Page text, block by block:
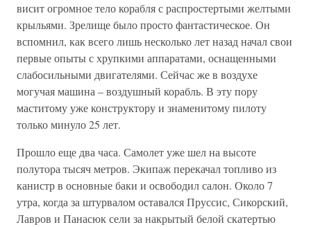
висит огромное тело корабля с распростертыми желтыми
крыльями. Зрелище было просто фантастическое. Он
вспомнил, как всего лишь несколько лет назад начал свои
первые опыты с хрупкими аппаратами, оснащенными
слабосильными двигателями. Сейчас же в воздухе
могучая машина – воздушный корабль. В эту пору
маститому уже конструктору и знаменитому пилоту
только минуло 25 лет.
Прошло еще два часа. Самолет уже шел на высоте
полутора тысяч метров. Экипаж перекачал топливо из
канистр в основные баки и освободил салон. Около 7
утра, когда за штурвалом оставался Пруссис, Сикорский,
Лавров и Панасюк сели за накрытый белой скатертью